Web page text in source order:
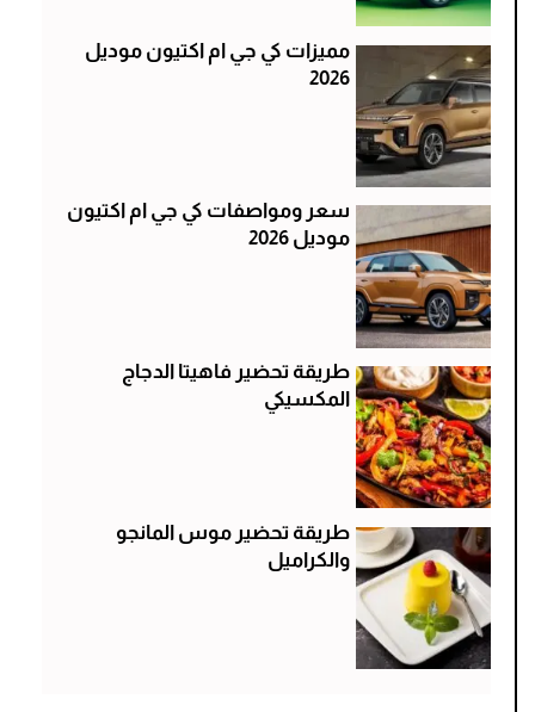
مميزات كي جي ام اكتيون موديل
2026
سعر ومواصفات كي جي ام اكتيون
موديل 2026
طريقة تحضير فاهيتا الدجاج
المكسيكي
طريقة تحضير موس المانجو
والكراميل